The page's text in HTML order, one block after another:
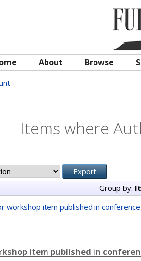
About Browse
Items where
Group by:
workshop item published in
item published in